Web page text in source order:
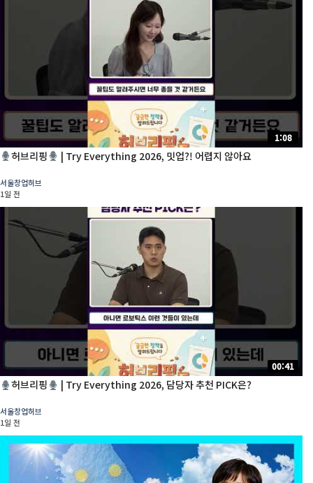
1:08
허브리핑 | Try Everything 2026, 밋업?! 어렵지 않아요
서울창업허브
1일 전
00:41
허브리핑 | Try Everything 2026, 담당자 추천 PICK은?
서울창업허브
1일 전